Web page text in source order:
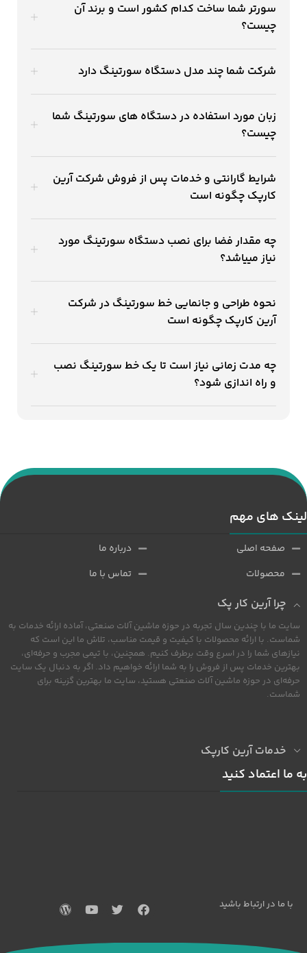
سورتر شما ساخت کدام کشور است و برند آن
چیست؟
شرکت شما چند مدل دستگاه سورتینگ دارد
زبان مورد استفاده در دستگاه های سورتینگ شما
چیست؟
شرایط گارانتی و خدمات پس از فروش شرکت آرین
کارپک چگونه است
چه مقدار فضا برای نصب دستگاه سورتینگ مورد
نیاز مییاشد؟
نحوه طراحی و جانمایی خط سورتینگ در شرکت
آرین کارپک چگونه است
چه مدت زمانی نیاز است تا یک خط سورتینگ نصب
و راه اندازی شود؟
لینک های مهم
صفحه اصلی
محصولات
درباره ما
تماس با ما
چرا آرین کار پک
سایت ما با چندین سال تجربه در حوزه ماشین آلات صنعتی، آماده ارائه خدمات به
شماست. با ارائه محصولات با کیفیت و قیمت مناسب، تلاش ما این است که
نیازهای شما را در اسرع وقت برطرف کنیم. همچنین، با تیمی مجرب و حرفه‌ای،
بهترین خدمات پس از فروش را به شما ارائه خواهیم داد. اگر به دنبال یک سایت
حرفه‌ای در حوزه ماشین آلات صنعتی هستید، سایت ما بهترین گزینه برای
شماست.
خدمات آرین کارپک
به ما اعتماد کنید
با ما در ارتباط باشید